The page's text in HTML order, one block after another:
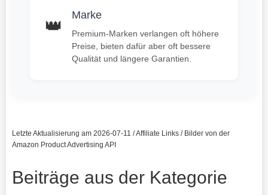
👑
Marke
Premium-Marken verlangen oft höhere
Preise, bieten dafür aber oft bessere
Qualität und längere Garantien.
Letzte Aktualisierung am 2026-07-11 / Affiliate Links / Bilder von der
Amazon Product Advertising API
Beiträge aus der Kategorie